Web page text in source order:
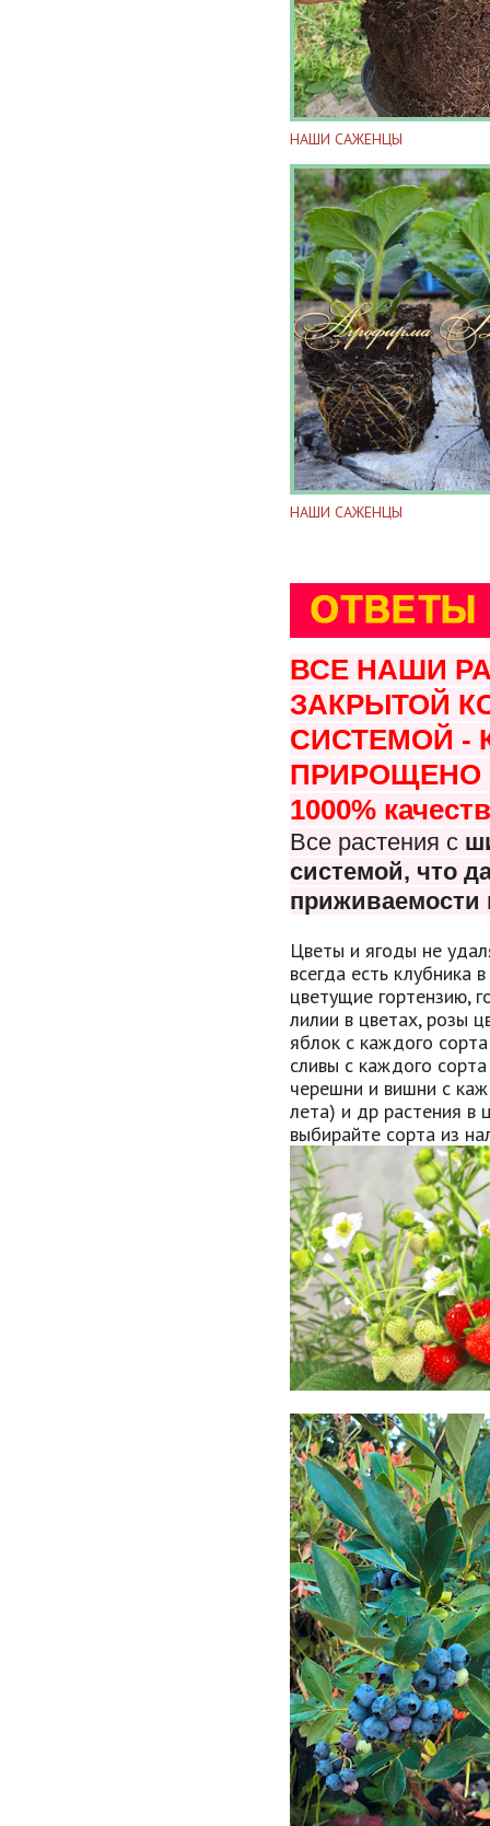
НАШИ САЖЕНЦЫ
НАШИ САЖЕНЦЫ
ВСЕ НАШИ
ЗАКРЫТОЙ
СИСТЕМОЙ -
ПРИРОЩЕНО
1000%
Все растения с
системой, что
приживаемости
Цветы и ягоды не
всегда есть клубника
цветущие гортензию,
лилии в цветах, розы
яблок с каждого
сливы с каждого
черешни и вишни с
лета) и др растения в
выбирайте сорта из